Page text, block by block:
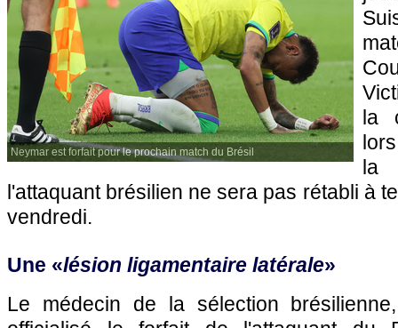
Neymar est forfait pour le prochain match du Brésil
la
la
l'attaquant brésilien ne sera pas rétabli à
vendredi.
Une «lésion ligamentaire latérale»
Le médecin de la sélection